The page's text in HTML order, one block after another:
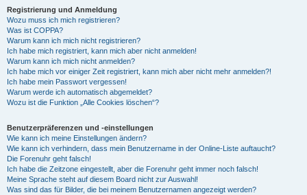
Registrierung und Anmeldung
Wozu muss ich mich registrieren?
Was ist COPPA?
Warum kann ich mich nicht registrieren?
Ich habe mich registriert, kann mich aber nicht anmelden!
Warum kann ich mich nicht anmelden?
Ich habe mich vor einiger Zeit registriert, kann mich aber nicht mehr anmelden?!
Ich habe mein Passwort vergessen!
Warum werde ich automatisch abgemeldet?
Wozu ist die Funktion „Alle Cookies löschen“?
Benutzerpräferenzen und -einstellungen
Wie kann ich meine Einstellungen ändern?
Wie kann ich verhindern, dass mein Benutzername in der Online-Liste auftaucht?
Die Forenuhr geht falsch!
Ich habe die Zeitzone eingestellt, aber die Forenuhr geht immer noch falsch!
Meine Sprache steht auf diesem Board nicht zur Auswahl!
Was sind das für Bilder, die bei meinem Benutzernamen angezeigt werden?